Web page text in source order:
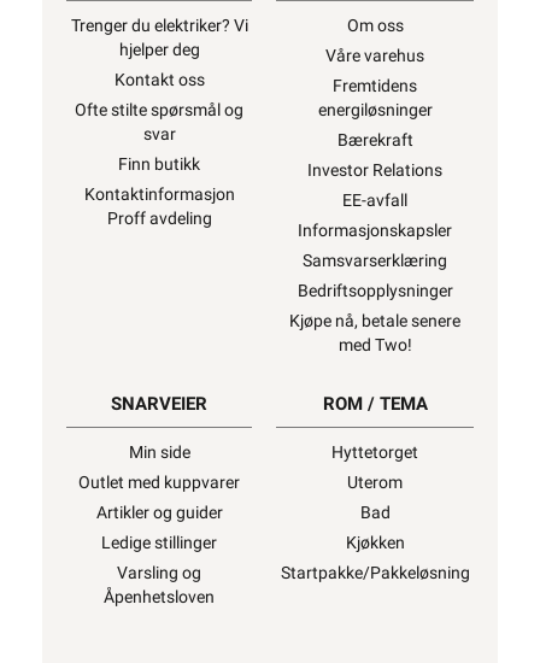
Trenger du elektriker? Vi
hjelper deg
Kontakt oss
Ofte stilte spørsmål og
svar
Finn butikk
Kontaktinformasjon
Proff avdeling
Om oss
Våre varehus
Fremtidens
energiløsninger
Bærekraft
Investor Relations
EE-avfall
Informasjonskapsler
Samsvarserklæring
Bedriftsopplysninger
Kjøpe nå, betale senere
med Two!
SNARVEIER
Min side
Outlet med kuppvarer
Artikler og guider
Ledige stillinger
Varsling og
Åpenhetsloven
ROM / TEMA
Hyttetorget
Uterom
Bad
Kjøkken
Startpakke/Pakkeløsning